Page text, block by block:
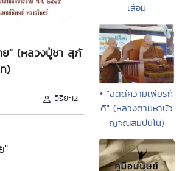
ย" (หลวงปู่ชา สุภั
)
วิริยะ12
"
เสื่อม
• "สติดีความเพียรก็
ดี" (หลวงตามหาบัว
ญาณสัมปันโน)